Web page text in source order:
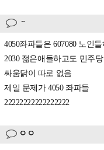
ᆢ
4050좌파들은 607080 노인
2030 젊은애들하고도 민주
싸움닭이 따로 없음
제일 문제가 4050 좌파들
22222222222222222
ㅇㅇ